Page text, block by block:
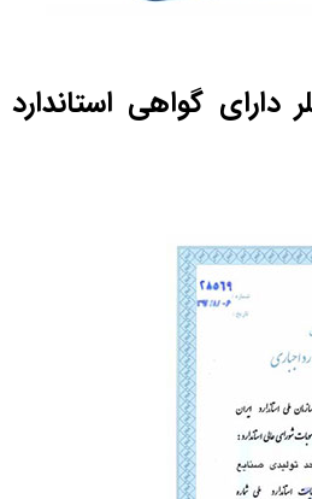
دارای گواهی استاندارد